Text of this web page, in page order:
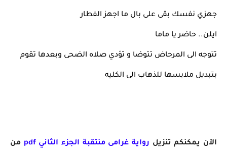
جهزي نفسك بقى على بال ما اجهز الفطار
ايلن.. حاضر يا ماما
تتوجه الى المرحاض تتوضا و تؤدي صلاه الضحى وبعدها تقوم
بتبديل ملابسها للذهاب الى الكليه
الآن يمكنكم تنزيل رواية غرامى منتقبة الجزء الثاني pdf من